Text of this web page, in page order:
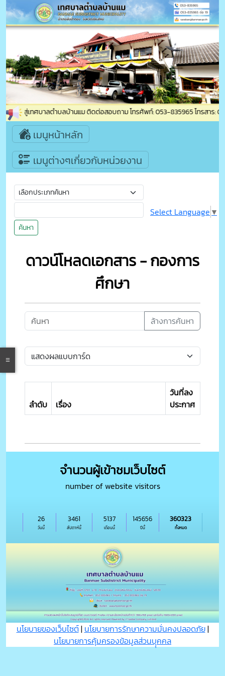
บเข้าสู่เทศบาลตำบลบ้านแม ติดต่อสอบถาม โทรศัพท์: 053-835965 โทรสาร:
เมนูหน้าหลัก
เมนูต่างๆเกี่ยวกับหน่วยงาน
ค้นหา
Select Language ▼
ดาวน์โหลดเอกสาร - กองการ
ศึกษา
ล้างการค้นหา
ลำดับ เรื่อง
วันที่ลง
ประกาศ
จำนวนผู้เข้าชมเว็บไซต์
number of website visitors
วันนี้
26
สัปดาห์นี้
3461
เดือนนี้
5137
ปีนี้
145656
ทั้งหมด
360323
นโยบายของเว็บไซต์| นโยบายการรักษาความมั่นคงปลอดภัย|
นโยบายการคุ้มครองข้อมูลส่วนบุุคคล